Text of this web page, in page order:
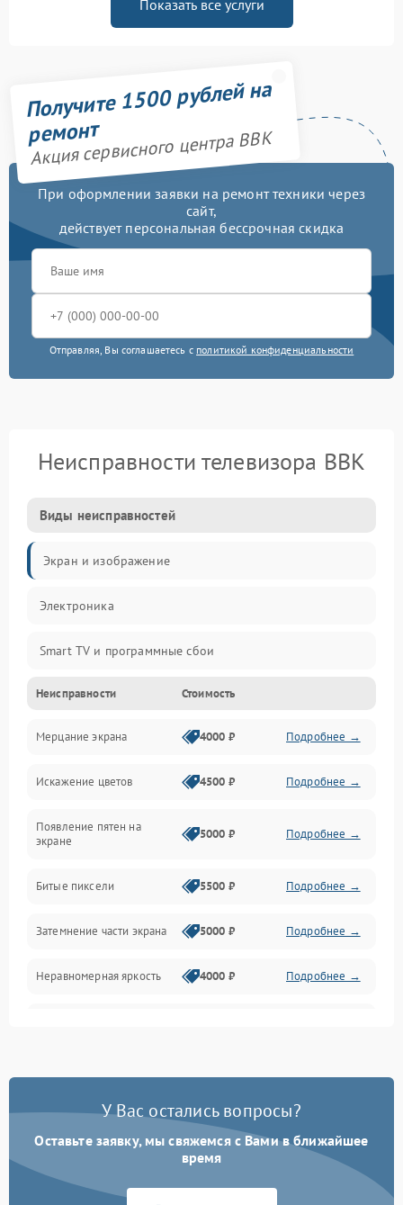
Показать все услуги
Получите 1500 рублей на
ремонт
Акция сервисного центра BBK
При оформлении заявки на ремонт техники через
сайт,
действует персональная бессрочная скидка
Отправляя, Вы соглашаетесь с политикой конфиденциальности
Неисправности телевизора BBK
Виды неисправностей
Экран и изображение
Электроника
Smart TV и программные сбои
Питание и запуск
Подсветка и LED-модули
Звук и аудиосистема
Сигнал и приём каналов
Механические повреждения
Программное обеспечение
Сеть и подключения
Аудио
Сетевая
Неисправности Стоимость
Мерцание экрана 4000 ₽ Подробнее →
Искажение цветов 4500 ₽ Подробнее →
Появление пятен на
экране
5000 ₽ Подробнее →
Битые пиксели 5500 ₽ Подробнее →
Затемнение части экрана 5000 ₽ Подробнее →
Неравномерная яркость 4000 ₽ Подробнее →
У Вас остались вопросы?
Оставьте заявку, мы свяжемся с Вами в ближайшее
время